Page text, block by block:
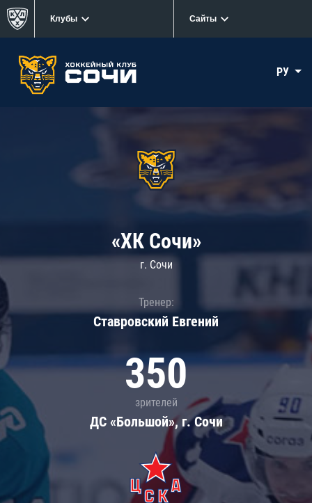
Клубы Сайты
РУ
«ХК Сочи»
г. Сочи
Тренер:
Ставровский Евгений
350
зрителей
ДС «Большой», г. Сочи